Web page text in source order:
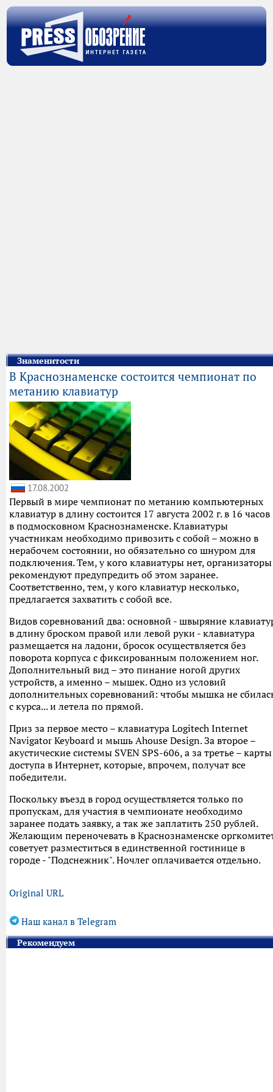
Знаменитости
В Краснознаменске состоится чемпионат по
метанию клавиатур
17.08.2002
Первый в мире чемпионат по метанию компьютерных
клавиатур в длину состоится 17 августа 2002 г. в 16 часов
в подмосковном Краснознаменске. Клавиатуры
участникам необходимо привозить с собой – можно в
нерабочем состоянии, но обязательно со шнуром для
подключения. Тем, у кого клавиатуры нет, организаторы
рекомендуют предупредить об этом заранее.
Соответственно, тем, у кого клавиатур несколько,
предлагается захватить с собой все.
Видов соревнований два: основной - швыряние
в длину броском правой или левой руки - клавиатура
размещается на ладони, бросок осуществляется без
поворота корпуса с фиксированным положением ног.
Дополнительный вид – это пинание ногой других
устройств, а именно – мышек. Одно из условий
дополнительных соревнований: чтобы мышка не
с курса... и летела по прямой.
Приз за первое место – клавиатура Logitech Internet
Navigator Keyboard и мышь Ahouse Design. За второе –
акустические системы SVEN SPS-606, а за третье – карты
доступа в Интернет, которые, впрочем, получат все
победители.
Поскольку въезд в город осуществляется только по
пропускам, для участия в чемпионате необходимо
заранее подать заявку, а так же заплатить 250 рублей.
Желающим переночевать в Краснознаменске
советует разместиться в единственной гостинице в
городе - "Подснежник". Ночлег оплачивается отдельно.
Original URL
Наш канал в Telegram
Рекомендуем